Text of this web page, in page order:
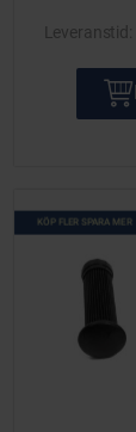
KÖP FLER SPARA MER